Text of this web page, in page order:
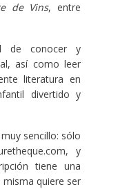
de Vins, entre
de conocer y
así como leer
literatura en
divertido y
sencillo: sólo
y
tiene una
quiere ser